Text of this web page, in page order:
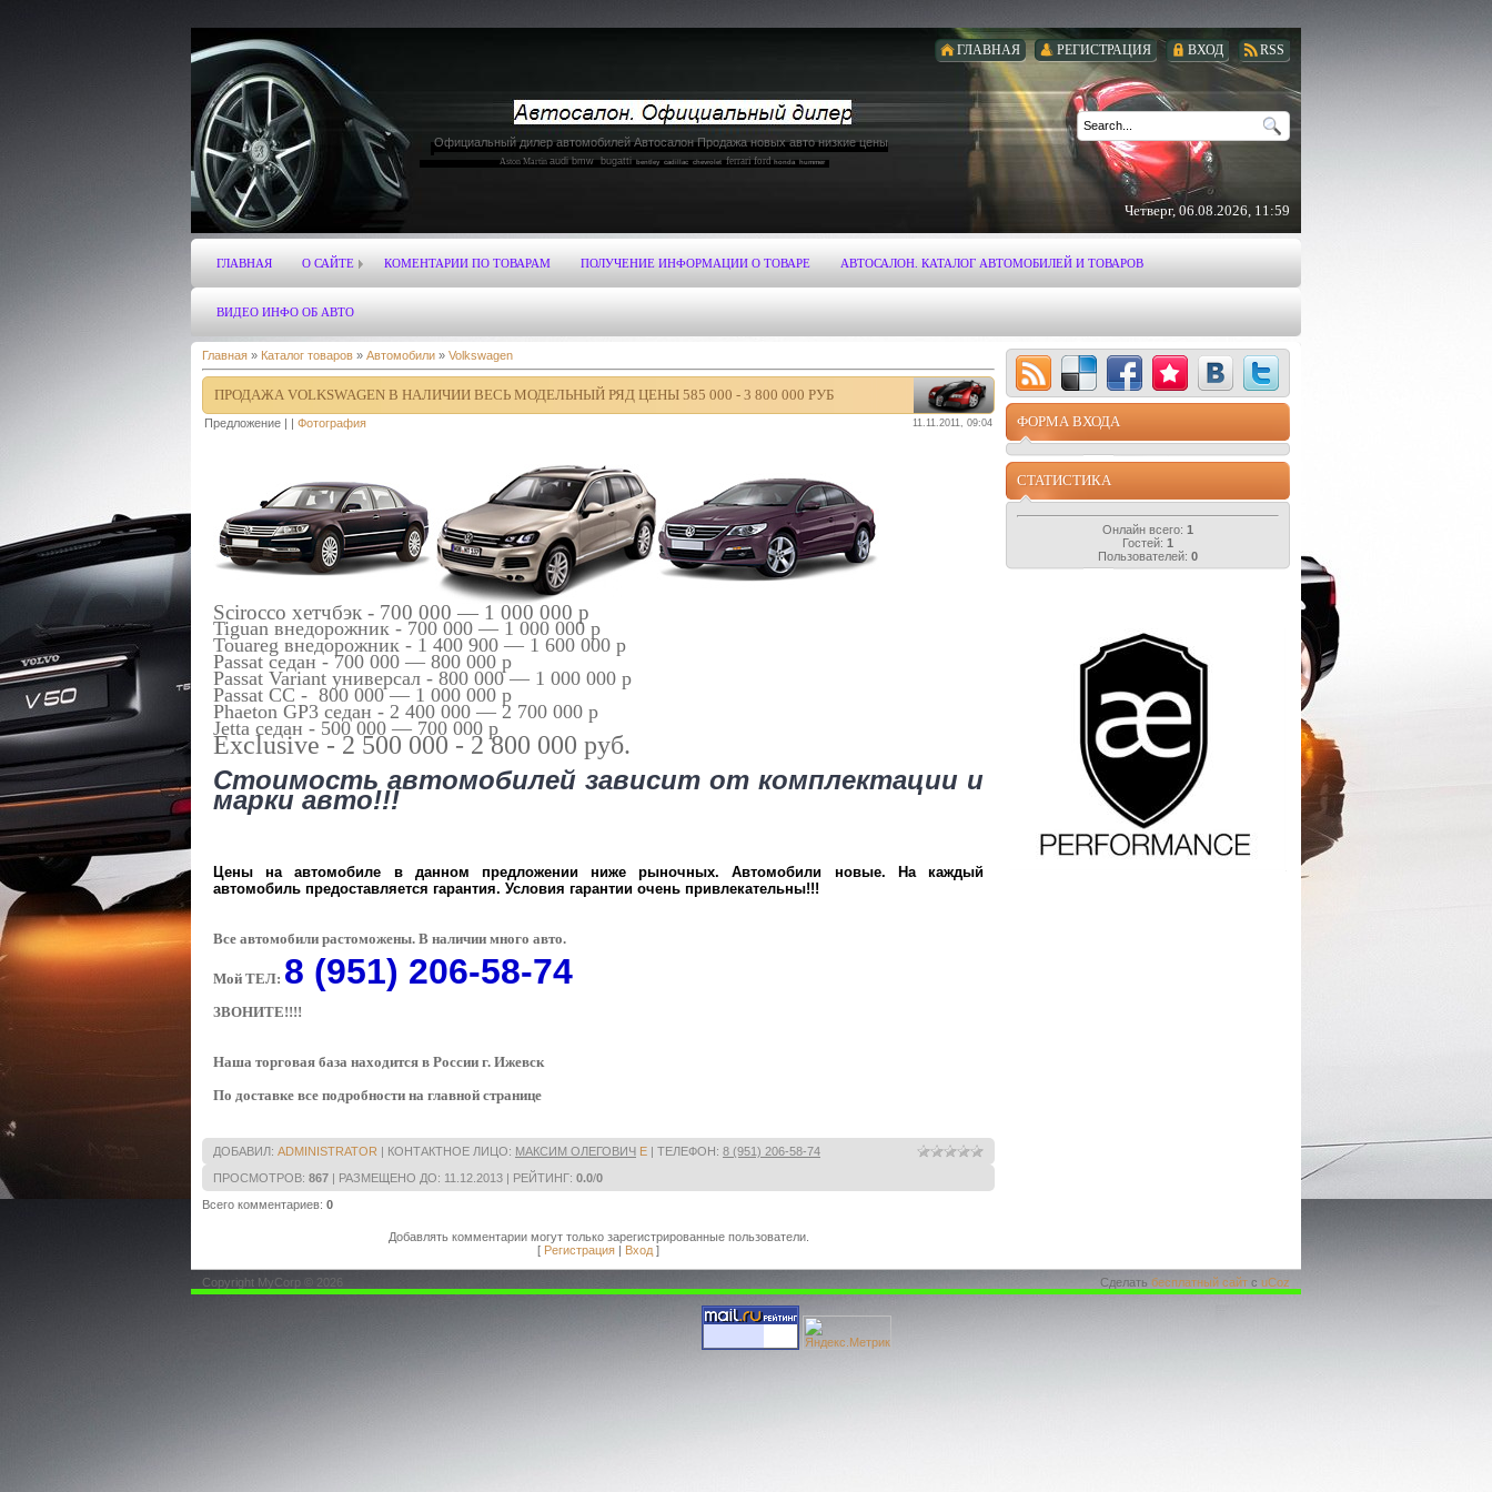
RSS
ВХОД
РЕГИСТРАЦИЯ
ГЛАВНАЯ
Официальный дилер автомобилей Автосалон Продажа новых авто низкие цены
Aston Martin audi bmw bugatti bentley cadillac chevrolet ferrari ford honda hummer
hyundai infiniti jaguar jeep koenigsegg
mercedes-benz mitsubishi nissan
Четверг, 06.08.2026, 11:59
ГЛАВНАЯ О САЙТЕ КОМЕНТАРИИ ПО ТОВАРАМ ПОЛУЧЕНИЕ ИНФОРМАЦИИ О ТОВАРЕ АВТОСАЛОН. КАТАЛОГ АВТОМОБИЛЕЙ И ТОВАРОВ
ВИДЕО ИНФО ОБ АВТО
Главная » Каталог товаров » Автомобили » Volkswagen
ПРОДАЖА VOLKSWAGEN В НАЛИЧИИ ВЕСЬ МОДЕЛЬНЫЙ РЯД ЦЕНЫ 585 000 - 3 800 000 РУБ
Предложение | | Фотография 11.11.2011, 09:04
Scirocco хетчбэк - 700 000 — 1 000 000 p
Tiguan внедорожник - 700 000 — 1 000 000 p
Touareg внедорожник - 1 400 900 — 1 600 000 p
Passat седан - 700 000 — 800 000 p
Passat Variant универсал - 800 000 — 1 000 000 p
Passat CC - 800 000 — 1 000 000 p
Phaeton GP3 седан - 2 400 000 — 2 700 000 p
Jetta седан - 500 000 — 700 000 p
Exclusive - 2 500 000 - 2 800 000 руб.
Стоимость автомобилей зависит от комплектации и
марки авто!!!
Цены на автомобиле в данном предложении ниже рыночных. Автомобили новые. На каждый
автомобиль предоставляется гарантия. Условия гарантии очень привлекательны!!!
Все автомобили растоможены. В наличии много авто.
Мой ТЕЛ: 8 (951) 206-58-74
ЗВОНИТЕ!!!!
Наша торговая база находится в России г. Ижевск
По доставке все подробности на главной странице
ДОБАВИЛ: ADMINISTRATOR | КОНТАКТНОЕ ЛИЦО: МАКСИМ ОЛЕГОВИЧ E | ТЕЛЕФОН: 8 (951) 206-58-74
ПРОСМОТРОВ: 867 | РАЗМЕЩЕНО ДО: 11.12.2013 | РЕЙТИНГ: 0.0/0
Всего комментариев: 0
Добавлять комментарии могут только зарегистрированные пользователи.
[ Регистрация | Вход ]
ФОРМА ВХОДА
СТАТИСТИКА
Онлайн всего: 1
Гостей: 1
Пользователей: 0
Copyright MyCorp © 2026 Сделать бесплатный сайт с uCoz